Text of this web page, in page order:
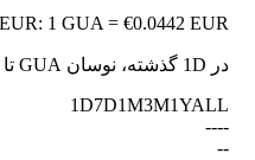
EUR: 1 GUA = €0.0442 EUR
در 1D گذشته، نوسان GUA تا EUR
1D7D1M3M1YALL
--
--
--